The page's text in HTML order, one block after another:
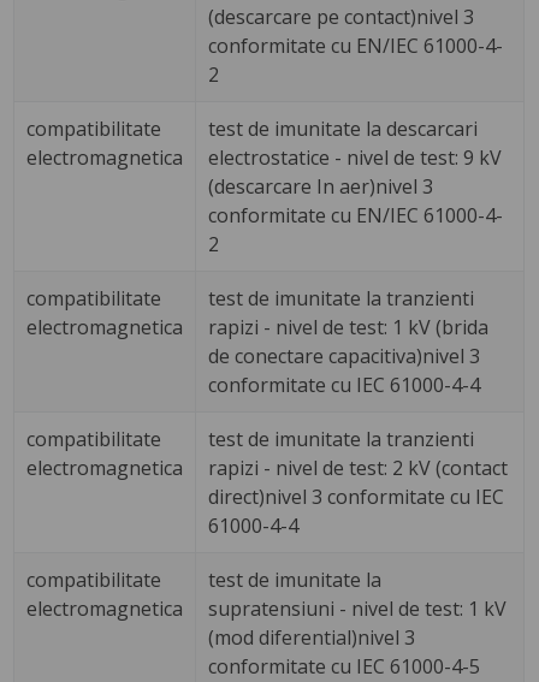
(descarcare pe contact)nivel 3
conformitate cu EN/IEC 61000-4-
2
compatibilitate
electromagnetica
test de imunitate la descarcari
electrostatice - nivel de test: 9 kV
(descarcare In aer)nivel 3
conformitate cu EN/IEC 61000-4-
2
compatibilitate
electromagnetica
test de imunitate la tranzienti
rapizi - nivel de test: 1 kV (brida
de conectare capacitiva)nivel 3
conformitate cu IEC 61000-4-4
compatibilitate
electromagnetica
test de imunitate la tranzienti
rapizi - nivel de test: 2 kV (contact
direct)nivel 3 conformitate cu IEC
61000-4-4
compatibilitate
electromagnetica
test de imunitate la
supratensiuni - nivel de test: 1 kV
(mod diferential)nivel 3
conformitate cu IEC 61000-4-5